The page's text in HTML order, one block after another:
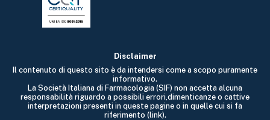
Disclaimer
Il contenuto di questo sito è da intendersi come a scopo puramente
informativo.
La Società Italiana di Farmacologia (SIF) non accetta alcuna
responsabilità riguardo a possibili errori,dimenticanze o cattive
interpretazioni presenti in queste pagine o in quelle cui si fa
riferimento (link).